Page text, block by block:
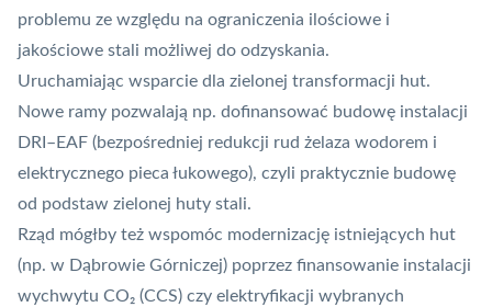
problemu ze względu na ograniczenia ilościowe i
jakościowe stali możliwej do odzyskania.
Uruchamiając wsparcie dla zielonej transformacji hut.
Nowe ramy pozwalają np. dofinansować budowę instalacji
DRI–EAF (bezpośredniej redukcji rud żelaza wodorem i
elektrycznego pieca łukowego), czyli praktycznie budowę
od podstaw zielonej huty stali.
Rząd mógłby też wspomóc modernizację istniejących hut
(np. w Dąbrowie Górniczej) poprzez finansowanie instalacji
wychwytu CO₂ (CCS) czy elektryfikacji wybranych